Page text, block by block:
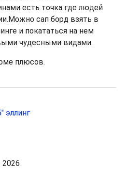
есть точка где людей
сап борд взять в
и покататься на нем
чудесными видами.
плюсов.
эллинг